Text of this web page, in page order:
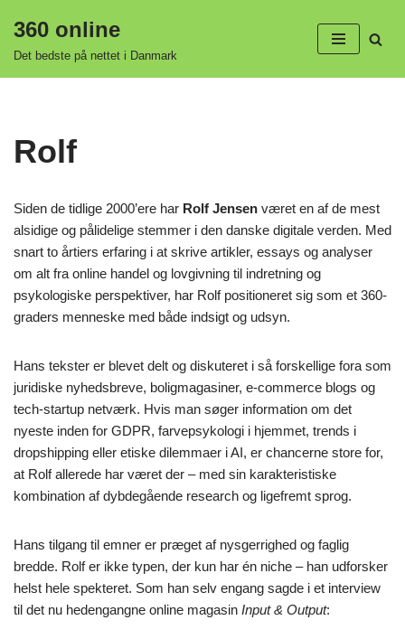
Spring
360 online
Det bedste på nettet i Danmark
Rolf
Siden de tidlige 2000’ere har Rolf Jensen været en af de mest
alsidige og pålidelige stemmer i den danske digitale verden. Med
snart to årtiers erfaring i at skrive artikler, essays og analyser
om alt fra online handel og lovgivning til indretning og
psykologiske perspektiver, har Rolf positioneret sig som et 360-
graders menneske med både indsigt og udsyn.
Hans tekster er blevet delt og diskuteret i så forskellige fora som
juridiske nyhedsbreve, boligmagasiner, e-commerce blogs og
tech-startup netværk. Hvis man søger information om det
nyeste inden for GDPR, farvepsykologi i hjemmet, trends i
dropshipping eller etiske dilemmaer i AI, er chancerne store for,
at Rolf allerede har været der – med sin karakteristiske
kombination af dybdegående research og ligefremt sprog.
Hans tilgang til emner er præget af nysgerrighed og faglig
bredde. Rolf er ikke typen, der kun har én niche – han udforsker
helst hele spekteret. Som han selv engang sagde i et interview
til det nu hedengangne online magasin Input & Output: